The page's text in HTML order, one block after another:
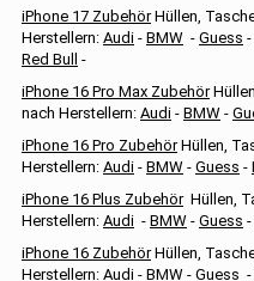
iPhone 17 ZubehörHüllen,
Herstellern: Audi - BMW - Guess -
Red Bull
-
iPhone 16 Pro Max Zubehör
nach Herstellern: Audi - BMW -
iPhone 16 Pro ZubehörHüllen,
Herstellern: Audi - BMW - Guess -
iPhone 16 Plus ZubehörHüllen,
Herstellern: Audi - BMW - Guess -
iPhone 16 ZubehörHüllen,
Herstellern: Audi - BMW - Guess -